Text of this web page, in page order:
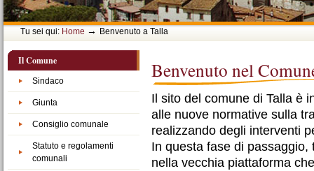
Tu sei qui: Home → Benvenuto a Talla
Il Comune
Sindaco
Giunta
Consiglio comunale
Statuto e regolamenti
comunali
Benvenuto nel
Il sito del comune di Talla è
alle nuove normative sulla
realizzando degli interventi
In questa fase di
nella vecchia piattaforma